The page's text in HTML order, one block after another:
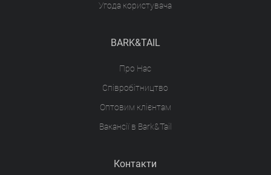
Угода користувача
BARK&TAIL
Про Нас
Співробітництво
Оптовим клієнтам
Вакансії в Bark&Tail
Контакти